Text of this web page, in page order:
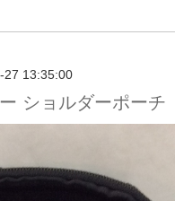
27 13:35:00
ショルダーポーチ